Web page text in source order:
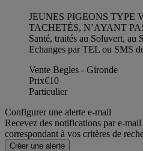
JEUNES PIGEONS TYPE
TACHETÉS, N’AYANT
Santé, traités au Soluvert,
Echanges par TEL ou SMS
Vente Begles - Gironde
Prix€10
Particulier
Configurer une alerte e-mail
Recevez des notifications par e-
correspondant à vos critères de
Créer une alerte